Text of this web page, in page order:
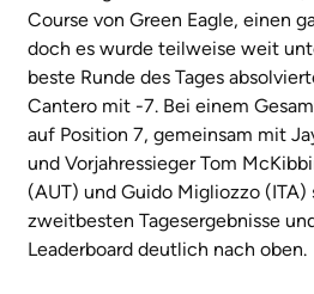
Course von Green Eagle, einen
doch es wurde teilweise weit
beste Runde des Tages
Cantero mit -7. Bei einem
auf Position 7, gemeinsam mit
und Vorjahressieger Tom
(AUT) und Guido Migliozzo
zweitbesten Tagesergebnisse
Leaderboard deutlich nach oben.